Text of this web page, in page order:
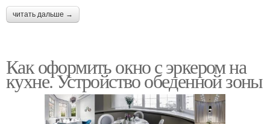
читать дальше →
Как оформить окно с эркером на
кухне. Устройство обеденной зоны